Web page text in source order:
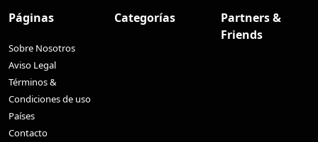
Páginas
Sobre Nosotros
Aviso Legal
Términos &
Condiciones de uso
Países
Contacto
Categorías
Partners &
Friends